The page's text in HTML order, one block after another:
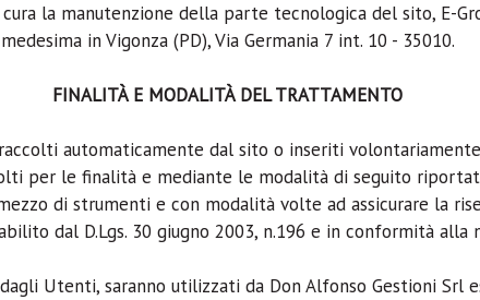
la manutenzione della parte tecnologica del sito, E-
medesima in Vigonza (PD), Via Germania 7 int. 10 - 35010.
FINALITÀ E MODALITÀ DEL TRATTAMENTO
automaticamente dal sito o inseriti
per le finalità e mediante le modalità di seguito
di strumenti e con modalità volte ad assicurare la
dal D.Lgs. 30 giugno 2003, n.196 e in conformità alla
Utenti, saranno utilizzati da Don Alfonso Gestioni Srl